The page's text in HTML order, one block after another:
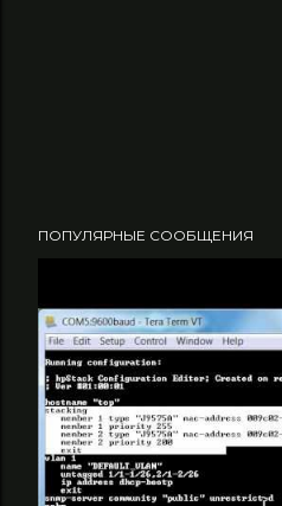
ПОПУЛЯРНЫЕ СООБЩЕНИЯ